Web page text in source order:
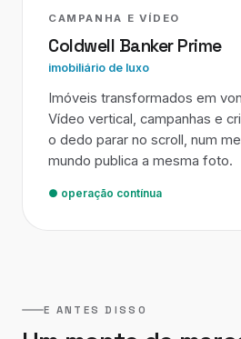
CAMPANHA E VÍDEO
Coldwell Banker Prime
imobiliário de luxo
Imóveis transformados em
Vídeo vertical, campanhas e
o dedo parar no scroll, num
mundo publica a mesma foto.
● operação contínua
E ANTES DISSO